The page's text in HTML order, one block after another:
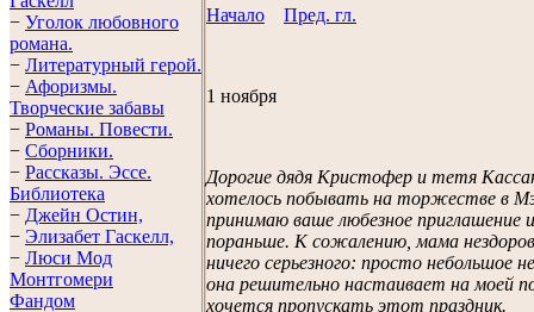
− Уголок любовного
романа.
− Литературный герой.
− Афоризмы.
Творческие забавы
− Романы. Повести.
− Сборники.
− Рассказы. Эссe.
Библиотека
− Джейн Остин,
− Элизабет Гaскелл,
− Люси Мод
Монтгомери
Фандом
Начало Пред. гл.
1 ноября
Дорогие дядя Кристофер и тетя
хотелось побывать на торжестве в
принимаю ваше любезное приглашение
пораньше. К сожалению, мама
ничего серьезного: просто небольшое
она решительно настаивает на моей
хочется пропускать этот праздник.